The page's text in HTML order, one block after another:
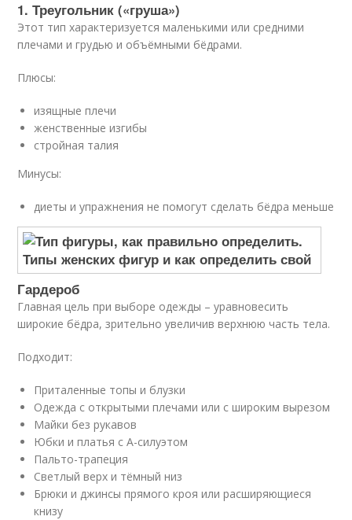
1. Треугольник («груша»)
Этот тип характеризуется маленькими или средними
плечами и грудью и объёмными бёдрами.
Плюсы:
изящные плечи
женственные изгибы
стройная талия
Минусы:
диеты и упражнения не помогут сделать бёдра меньше
Гардероб
Главная цель при выборе одежды – уравновесить
широкие бёдра, зрительно увеличив верхнюю часть тела.
Подходит:
Приталенные топы и блузки
Одежда с открытыми плечами или с широким вырезом
Майки без рукавов
Юбки и платья с А-силуэтом
Пальто-трапеция
Светлый верх и тёмный низ
Брюки и джинсы прямого кроя или расширяющиеся
книзу